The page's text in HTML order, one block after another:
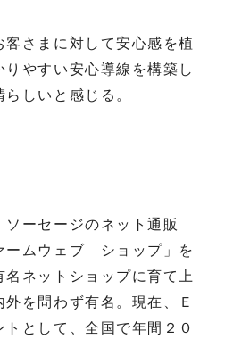
さまに対して安心感を植
りやすい安心導線を構築し
しいと感じる。
ーセージのネット通販
ームウェブ ショップ」を
名ネットショップに育て上
を問わず有名。現在、Ｅ
として、全国で年間２０